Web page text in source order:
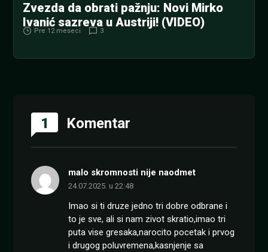
Zvezda da obrati pažnju: Novi Mirko
Ivanić sazreva u Austriji! (VIDEO)
Pre 12 meseci 3
1 Komentar
malo skromnosti nije naodmet
24.07.2025. u 22:48
Imao si ti druze jedno tri dobre odbrane i
to je sve, ali si nam zivot skratio,imao tri
puta vise gresaka,narocito pocetak i prvog
i drugog poluvremena,kasnjenje sa